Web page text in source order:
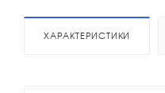
ХАРАКТЕРИСТИКИ